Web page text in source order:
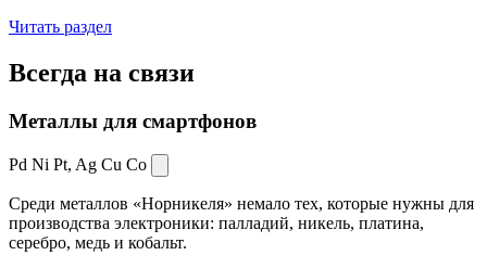
Читать раздел
Всегда на связи
Металлы для смартфонов
Pd Ni Pt, Ag Cu Co
Среди металлов «Норникеля» немало тех, которые нужны для
производства электроники: палладий, никель, платина,
серебро, медь и кобальт.